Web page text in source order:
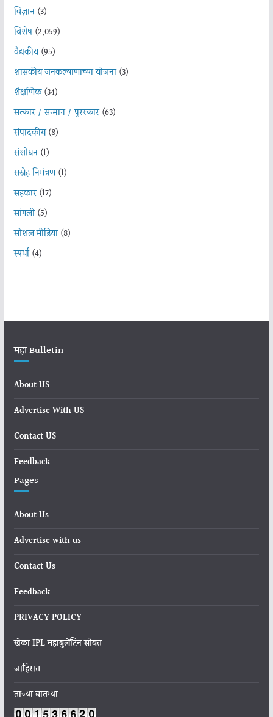
विज्ञान(3)
विशेष(2,059)
वैद्यकीय(95)
शासकीय जनकल्याणाच्या योजना(3)
शैक्षणिक(34)
सत्कार / सन्मान / पुरस्कार(63)
संपादकीय(8)
संशोधन(1)
सस्नेह निमंत्रण(1)
सहकार(17)
सांगली(5)
सोशल मीडिया(8)
स्पर्धा(4)
महा Bulletin
About US
Advertise With US
Contact US
Feedback
Pages
About Us
Advertise with us
Contact Us
Feedback
PRIVACY POLICY
खेळा IPL महाबुलेटिन सोबत
जाहिरात
ताज्या बातम्या